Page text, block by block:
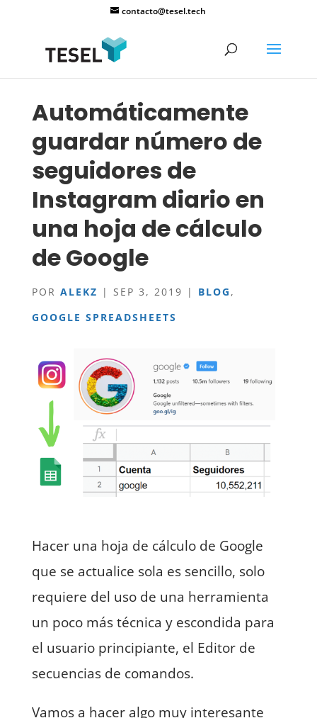
contacto@tesel.tech
Automáticamente
guardar número de
seguidores de
Instagram diario en
una hoja de cálculo
de Google
POR ALEKZ | SEP 3, 2019 | BLOG ,
GOOGLE SPREADSHEETS
Hacer una hoja de cálculo de Google
que se actualice sola es sencillo, solo
requiere del uso de una herramienta
un poco más técnica y escondida para
el usuario principiante, el Editor de
secuencias de comandos.
Vamos a hacer algo muy interesante